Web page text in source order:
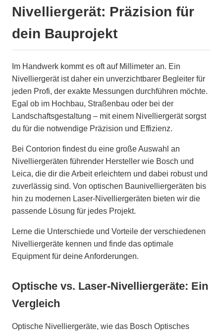
Nivelliergerät: Präzision für
dein Bauprojekt
Im Handwerk kommt es oft auf Millimeter an. Ein
Nivelliergerät ist daher ein unverzichtbarer Begleiter für
jeden Profi, der exakte Messungen durchführen möchte.
Egal ob im Hochbau, Straßenbau oder bei der
Landschaftsgestaltung – mit einem Nivelliergerät sorgst
du für die notwendige Präzision und Effizienz.
Bei Contorion findest du eine große Auswahl an
Nivelliergeräten führender Hersteller wie Bosch und
Leica, die dir die Arbeit erleichtern und dabei robust und
zuverlässig sind. Von optischen Baunivelliergeräten bis
hin zu modernen Laser-Nivelliergeräten bieten wir die
passende Lösung für jedes Projekt.
Lerne die Unterschiede und Vorteile der verschiedenen
Nivelliergeräte kennen und finde das optimale
Equipment für deine Anforderungen.
Optische vs. Laser-Nivelliergeräte: Ein
Vergleich
Optische Nivelliergeräte, wie das Bosch Optisches